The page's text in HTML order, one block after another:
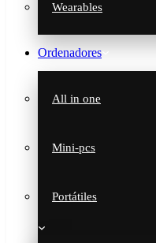
Wearables
Ordenadores
All in one
Mini-pcs
Portátiles